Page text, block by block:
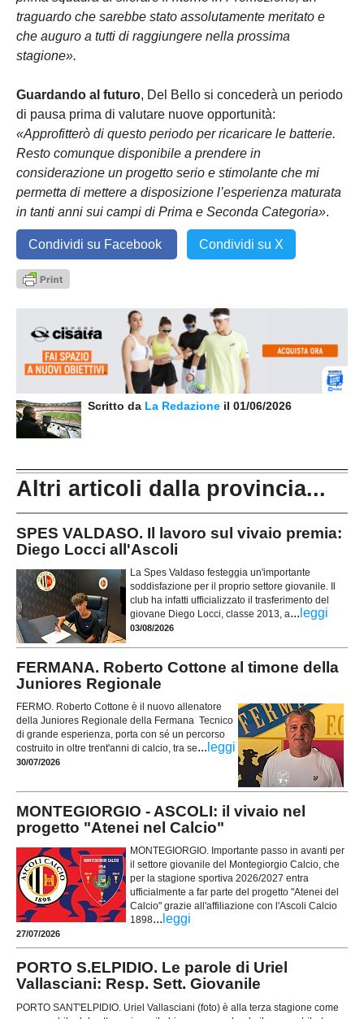
traguardo che sarebbe stato assolutamente meritato e
che auguro a tutti di raggiungere nella prossima
stagione».
Guardando al futuro, Del Bello si concederà un periodo
di pausa prima di valutare nuove opportunità:
«Approfitterò di questo periodo per ricaricare le batterie.
Resto comunque disponibile a prendere in
considerazione un progetto serio e stimolante che mi
permetta di mettere a disposizione l’esperienza maturata
in tanti anni sui campi di Prima e Seconda Categoria».
Condividi su Facebook Condividi su X
Scritto da La Redazione il 01/06/2026
Altri articoli dalla provincia...
SPES VALDASO. Il lavoro sul vivaio premia:
Diego Locci all'Ascoli
La Spes Valdaso festeggia un'importante
soddisfazione per il proprio settore giovanile. Il
club ha infatti ufficializzato il trasferimento del
giovane Diego Locci, classe 2013, a... leggi
03/08/2026
FERMANA. Roberto Cottone al timone della
Juniores Regionale
FERMO. Roberto Cottone è il nuovo allenatore
della Juniores Regionale della Fermana Tecnico
di grande esperienza, porta con sé un percorso
costruito in oltre trent'anni di calcio, tra se... leggi
30/07/2026
MONTEGIORGIO - ASCOLI: il vivaio nel
progetto "Atenei nel Calcio"
MONTEGIORGIO. Importante passo in avanti per
il settore giovanile del Montegiorgio Calcio, che
per la stagione sportiva 2026/2027 entra
ufficialmente a far parte del progetto "Atenei del
Calcio" grazie all'affiliazione con l'Ascoli Calcio
1898... leggi
27/07/2026
PORTO S.ELPIDIO. Le parole di Uriel
Vallasciani: Resp. Sett. Giovanile
PORTO SANT'ELPIDIO. Uriel Vallasciani (foto) è alla terza stagione come